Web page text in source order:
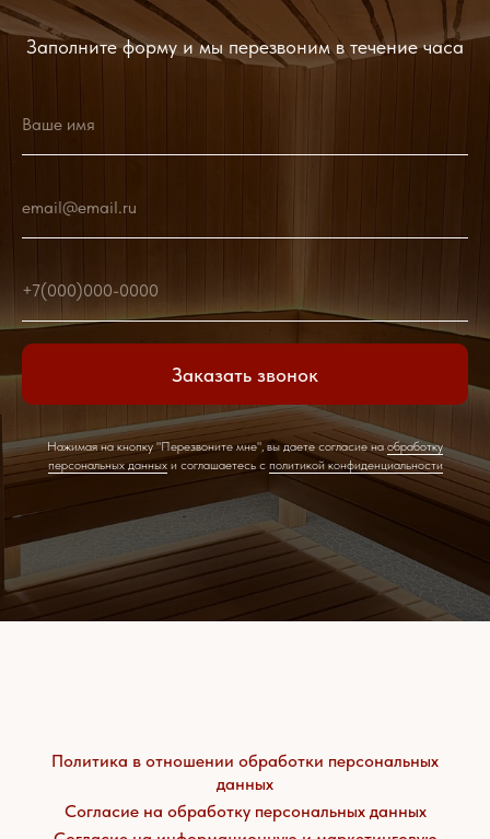
Заполните форму и мы перезвоним в течение часа
Ваше имя
email@email.ru
+7(000)000-0000
Заказать звонок
Нажимая на кнопку "Перезвоните мне", вы даете согласие наобработку
персональных данныхи соглашаетесь c политикой конфиденциальности
Политика в отношении обработки персональных
данных
Согласие на обработку персональных данных